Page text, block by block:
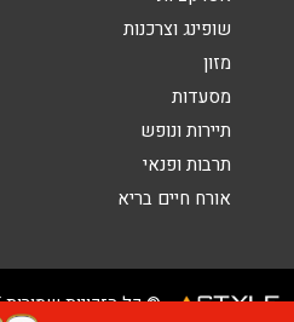
שופינג וצרכנות
מזון
מסעדות
תיירות ונופש
תרבות ופנאי
אורח חיים בריא
© כל הזכויות שמורות STYLE ניהול מועדוני לקוחות